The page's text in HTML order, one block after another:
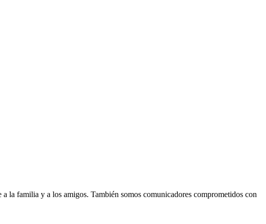
la familia y a los amigos. También somos comunicadores comprometidos con